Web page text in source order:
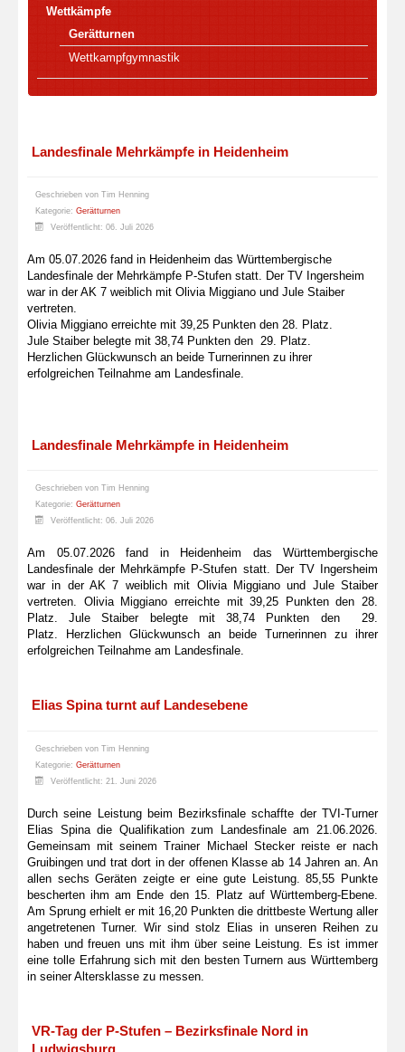
Wettkämpfe
Gerätturnen
Wettkampfgymnastik
Landesfinale Mehrkämpfe in Heidenheim
Geschrieben von Tim Henning
Kategorie: Gerätturnen
Veröffentlicht: 06. Juli 2026
Am 05.07.2026 fand in Heidenheim das Württembergische
Landesfinale der Mehrkämpfe P-Stufen statt. Der TV Ingersheim
war in der AK 7 weiblich mit Olivia Miggiano und Jule Staiber
vertreten.
Olivia Miggiano erreichte mit 39,25 Punkten den 28. Platz.
Jule Staiber belegte mit 38,74 Punkten den 29. Platz.
Herzlichen Glückwunsch an beide Turnerinnen zu ihrer
erfolgreichen Teilnahme am Landesfinale.
Landesfinale Mehrkämpfe in Heidenheim
Geschrieben von Tim Henning
Kategorie: Gerätturnen
Veröffentlicht: 06. Juli 2026
Am 05.07.2026 fand in Heidenheim das Württembergische
Landesfinale der Mehrkämpfe P-Stufen statt. Der TV Ingersheim
war in der AK 7 weiblich mit Olivia Miggiano und Jule Staiber
vertreten. Olivia Miggiano erreichte mit 39,25 Punkten den 28.
Platz. Jule Staiber belegte mit 38,74 Punkten den 29.
Platz. Herzlichen Glückwunsch an beide Turnerinnen zu ihrer
erfolgreichen Teilnahme am Landesfinale.
Elias Spina turnt auf Landesebene
Geschrieben von Tim Henning
Kategorie: Gerätturnen
Veröffentlicht: 21. Juni 2026
Durch seine Leistung beim Bezirksfinale schaffte der TVI-Turner
Elias Spina die Qualifikation zum Landesfinale am 21.06.2026.
Gemeinsam mit seinem Trainer Michael Stecker reiste er nach
Gruibingen und trat dort in der offenen Klasse ab 14 Jahren an. An
allen sechs Geräten zeigte er eine gute Leistung. 85,55 Punkte
bescherten ihm am Ende den 15. Platz auf Württemberg-Ebene.
Am Sprung erhielt er mit 16,20 Punkten die drittbeste Wertung aller
angetretenen Turner. Wir sind stolz Elias in unseren Reihen zu
haben und freuen uns mit ihm über seine Leistung. Es ist immer
eine tolle Erfahrung sich mit den besten Turnern aus Württemberg
in seiner Altersklasse zu messen.
VR-Tag der P-Stufen – Bezirksfinale Nord in
Ludwigsburg